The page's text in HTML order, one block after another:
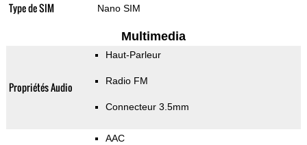
Type de SIM Nano SIM
Multimedia
Propriétés Audio
Haut-Parleur
Radio FM
Connecteur 3.5mm
AAC